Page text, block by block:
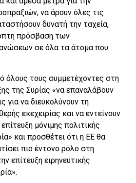
να άρουν όλες τις
δυνατή την ταχεία,
πρόσβαση των
σε όλα τα άτομα που
όλους τους συμμετέχοντες στη
της Συρίας «να επαναλάβουν
για να διευκολύνουν τη
εκεχειρίας και να εντείνουν
μόνιμης πολιτικής
και προσθέτει ότι η ΕΕ θα
πιο έντονο ρόλο στη
επίτευξη ειρηνευτικής